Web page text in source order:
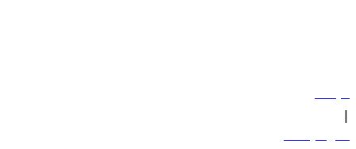
سياساتنا
|
الشروط والأحكام